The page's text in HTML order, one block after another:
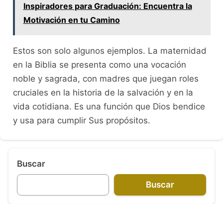
Inspiradores para Graduación: Encuentra la
Motivación en tu Camino
Estos son solo algunos ejemplos. La maternidad
en la Biblia se presenta como una vocación
noble y sagrada, con madres que juegan roles
cruciales en la historia de la salvación y en la
vida cotidiana. Es una función que Dios bendice
y usa para cumplir Sus propósitos.
Buscar
Buscar